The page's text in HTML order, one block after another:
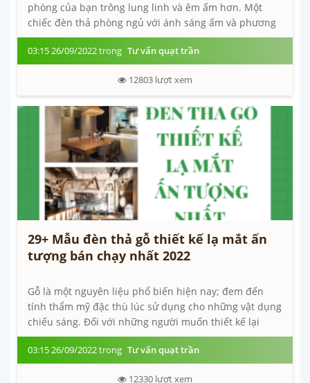
phòng của bạn trông lung linh và êm ấm hơn. Một
chiếc đèn thả phòng ngủ với ánh sáng ấm và phương
pháp sắp đặt thích hợp sẽ khiến...
03:15 26/09/2022 trong Tư vấn quạt trần
12803 lượt xem
29+ Mẫu đèn thả gỗ thiết kế lạ mắt ấn
tượng bán chạy nhất 2022
Gỗ là một nguyên liệu phổ biến hiện nay; đem đến
tính thẩm mỹ đặc thù lúc sử dụng cho những vật dụng
chiếu sáng. Đối với những người muốn thiết kế lại
không gian của ngôi nhà tiên tiến;...
03:15 26/09/2022 trong Tư vấn quạt trần
12330 lượt xem